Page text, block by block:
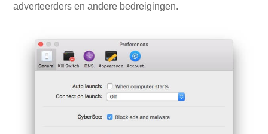
adverteerders en andere bedreigingen.